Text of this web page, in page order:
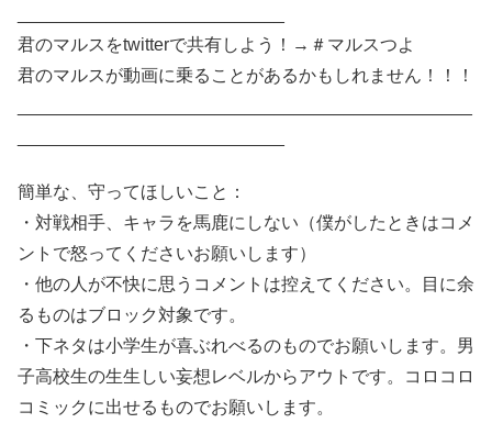
君のマルスをtwitterで共有しよう！→＃マルスつよ
君のマルスが動画に乗ることがあるかもしれません！！！
簡単な、守ってほしいこと：
・対戦相手、キャラを馬鹿にしない（僕がしたときはコメ
ントで怒ってくださいお願いします）
・他の人が不快に思うコメントは控えてください。目に余
るものはブロック対象です。
・下ネタは小学生が喜ぶれべるのものでお願いします。男
子高校生の生生しい妄想レベルからアウトです。コロコロ
コミックに出せるものでお願いします。